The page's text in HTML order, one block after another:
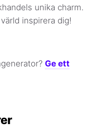
unika charm.
inspirera dig!
Ge ett